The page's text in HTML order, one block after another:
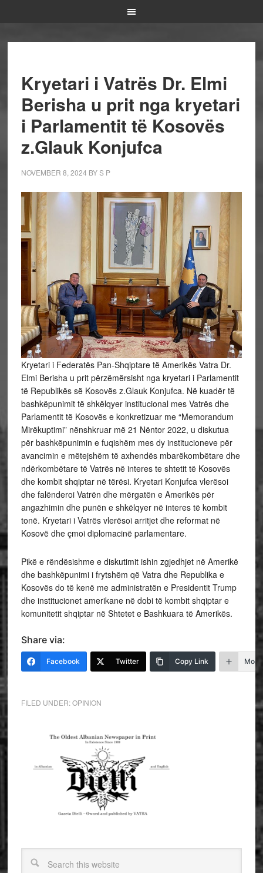
Kryetari i Vatrës Dr. Elmi
Berisha u prit nga kryetari
i Parlamentit të Kosovës
z.Glauk Konjufca
NOVEMBER 8, 2024 BYS P
Kryetari i Federatës Pan-Shqiptare të Amerikës Vatra Dr.
Elmi Berisha u prit përzëmërsisht nga kryetari i Parlamentit
të Republikës së Kosovës z.Glauk Konjufca. Në kuadër të
bashkëpunimit të shkëlqyer institucional mes Vatrës dhe
Parlamentit të Kosovës e konkretizuar me “Memorandum
Mirëkuptimi” nënshkruar më 21 Nëntor 2022, u diskutua
për bashkëpunimin e fuqishëm mes dy institucioneve për
avancimin e mëtejshëm të axhendës mbarëkombëtare dhe
ndërkombëtare të Vatrës në interes te shtetit të Kosovës
dhe kombit shqiptar në tërësi. Kryetari Konjufca vlerësoi
dhe falënderoi Vatrën dhe mërgatën e Amerikës për
angazhimin dhe punën e shkëlqyer në interes të kombit
tonë. Kryetari i Vatrës vlerësoi arritjet dhe reformat në
Kosovë dhe çmoi diplomacinë parlamentare.
Pikë e rëndësishme e diskutimit ishin zgjedhjet në Amerikë
dhe bashkëpunimi i frytshëm që Vatra dhe Republika e
Kosovës do të kenë me administratën e Presidentit Trump
dhe institucionet amerikane në dobi të kombit shqiptar e
komunitetit shqiptar në Shtetet e Bashkuara të Amerikës.
Share via:
Facebook Twitter Copy Link More
FILED UNDER:OPINION